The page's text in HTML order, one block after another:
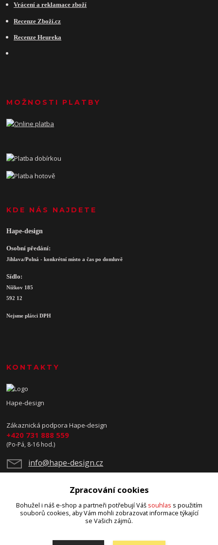
Vrácení a reklamace zboží
Recenze Zboží.cz
Recenze Heureka
MOŽNOSTI PLATBY
KDE NÁS NAJDETE
Hape-design
Osobní předání:
Jihlava/Polná - konkrétní místo a čas po domluvě
Sídlo:
Nížkov 185
592 12
Nejsme plátci DPH
KONTAKTY
Hape-design
Zákaznická podpora Hape-design
+420 731 888 559
(Po-Pá, 8-16 hod.)
info@hape-design.cz
Zpracování cookies
Bohužel i náš e-shop a partneři potřebují Váš souhlas s použitím
souborů cookies, aby Vám mohli zobrazovat informace týkající
se Vašich zájmů.